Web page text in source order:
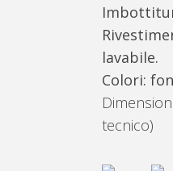
lavabile.
Colori:
tecnico)